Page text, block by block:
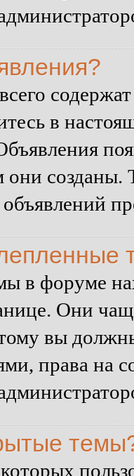
в
они
в форуме
Они
вы
права на